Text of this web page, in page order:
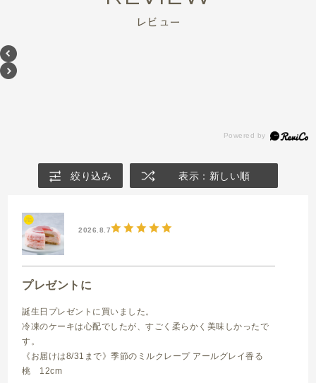
レビュー
絞り込み 表示：新しい順
2026.8.7
プレゼントに
誕生日プレゼントに買いました。
冷凍のケーキは心配でしたが、すごく柔らかく美味しかったで
す。
《お届けは8/31まで》季節のミルクレープ アールグレイ香る
桃 12cm